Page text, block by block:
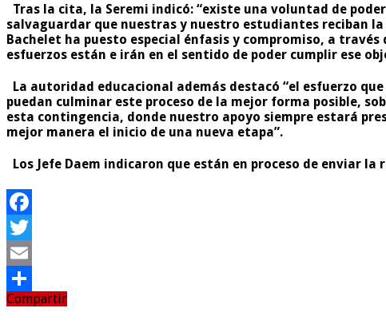
Tras la cita, la Seremi indicó: “existe una voluntad de
salvaguardar que nuestras y nuestro estudiantes reciban la
Bachelet ha puesto especial énfasis y compromiso, a
esfuerzos están e irán en el sentido de poder cumplir ese
La autoridad educacional además destacó “el esfuerzo
puedan culminar este proceso de la mejor forma posible,
esta contingencia, donde nuestro apoyo siempre estará
mejor manera el inicio de una nueva etapa”.
Los Jefe Daem indicaron que están en proceso de enviar
Facebook
Twitter
Email
Compartir
Compartir